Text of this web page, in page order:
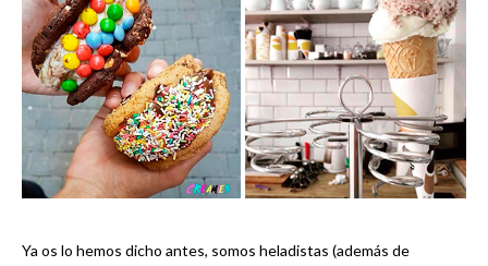
Ya os lo hemos dicho antes, somos heladistas (además de